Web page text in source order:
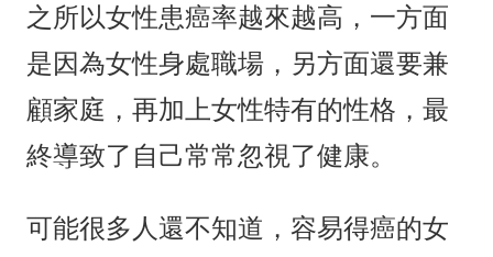
之所以女性患癌率越來越高，一方面
是因為女性身處職場，另方面還要兼
顧家庭，再加上女性特有的性格，最
終導致了自己常常忽視了健康。
可能很多人還不知道，容易得癌的女